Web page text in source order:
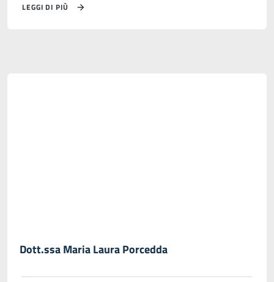
LEGGI DI PIÙ
Dott.ssa Maria Laura Porcedda